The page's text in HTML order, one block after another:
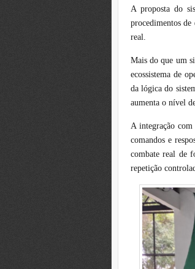
A proposta do
procedimentos de
real.
Mais do que um
ecossistema de
da lógica do
aumenta o nível
A integração
comandos e
combate real de
repetição